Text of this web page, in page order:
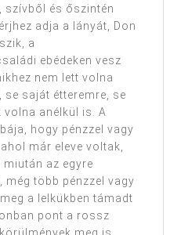
szívből és őszintén
adja a lányát, Don
a
ebédeken vesz
nem lett volna
se saját étteremre, se
anélkül is. A
hogy pénzzel vagy
már eleve voltak,
miután az egyre
még több pénzzel vagy
a lelkükben támadt
pont a rossz